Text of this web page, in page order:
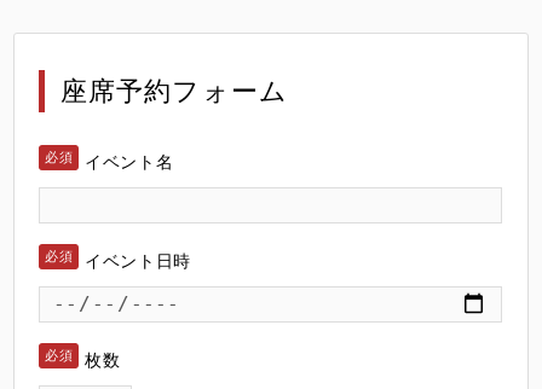
座席予約フォーム
イベント名
イベント日時
枚数